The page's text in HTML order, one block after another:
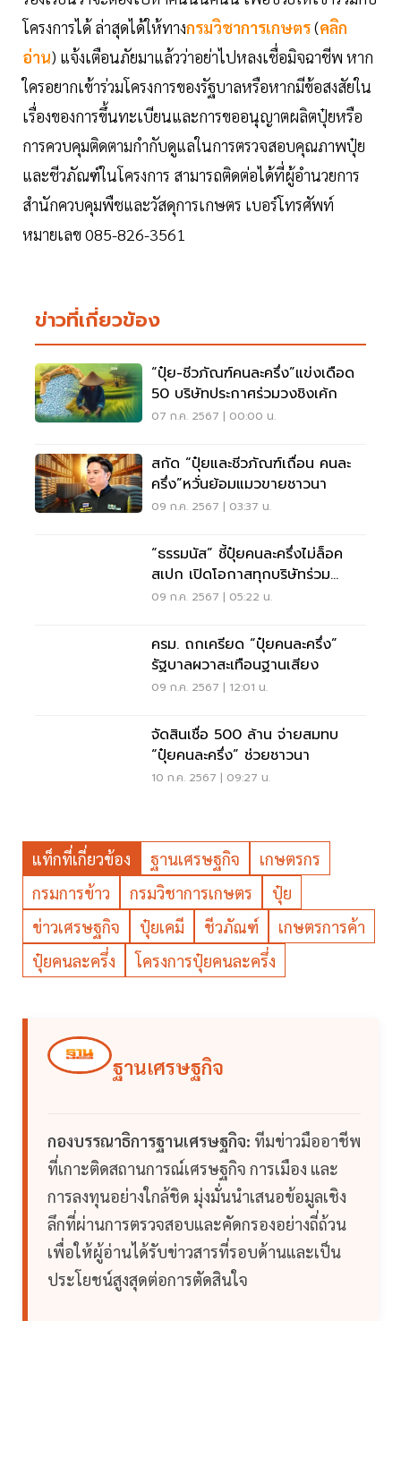
โครงการได้ ล่าสุดได้ให้ทางกรมวิชาการเกษตร(คลิก
อ่าน) แจ้งเตือนภัยมาแล้วว่าอย่าไปหลงเชื่อมิจฉาชีพ หาก
ใครอยากเข้าร่วมโครงการของรัฐบาลหรือหากมีข้อสงสัยใน
เรื่องของการขึ้นทะเบียนและการขออนุญาตผลิตปุ๋ยหรือ
การควบคุมติดตามกำกับดูแลในการตรวจสอบคุณภาพปุ๋ย
และชีวภัณฑ์ในโครงการ สามารถติดต่อได้ที่ผู้อำนวยการ
สำนักควบคุมพืชและวัสดุการเกษตร เบอร์โทรศัพท์
หมายเลข 085-826-3561
ข่าวที่เกี่ยวข้อง
“ปุ๋ย-ชีวภัณฑ์คนละครึ่ง”แข่งเดือด
50 บริษัทประกาศร่วมวงชิงเค้ก
07 ก.ค. 2567 | 00:00 น.
สกัด “ปุ๋ยและชีวภัณฑ์เถื่อน คนละ
ครึ่ง”หวั่นย้อมแมวขายชาวนา
09 ก.ค. 2567 | 03:37 น.
“ธรรมนัส” ชี้ปุ๋ยคนละครึ่งไม่ล็อค
สเปก เปิดโอกาสทุกบริษัทร่วม
โครงการ
09 ก.ค. 2567 | 05:22 น.
ครม. ถกเครียด “ปุ๋ยคนละครึ่ง”
รัฐบาลผวาสะเทือนฐานเสียง
09 ก.ค. 2567 | 12:01 น.
จัดสินเชื่อ 500 ล้าน จ่ายสมทบ
“ปุ๋ยคนละครึ่ง” ช่วยชาวนา
10 ก.ค. 2567 | 09:27 น.
แท็กที่เกี่ยวข้อง ฐานเศรษฐกิจ
เกษตรกร
กรมการข้าว
กรมวิชาการเกษตร
ปุ๋ย
ข่าวเศรษฐกิจ
ปุ๋ยเคมี ชีวภัณฑ์
เกษตรการค้า
ปุ๋ยคนละครึ่ง
โครงการปุ๋ยคนละครึ่ง
ฐานเศรษฐกิจ
กองบรรณาธิการฐานเศรษฐกิจ: ทีมข่าวมืออาชีพ
ที่เกาะติดสถานการณ์เศรษฐกิจ การเมือง และ
การลงทุนอย่างใกล้ชิด มุ่งมั่นนำเสนอข้อมูลเชิง
ลึกที่ผ่านการตรวจสอบและคัดกรองอย่างถี่ถ้วน
เพื่อให้ผู้อ่านได้รับข่าวสารที่รอบด้านและเป็น
ประโยชน์สูงสุดต่อการตัดสินใจ